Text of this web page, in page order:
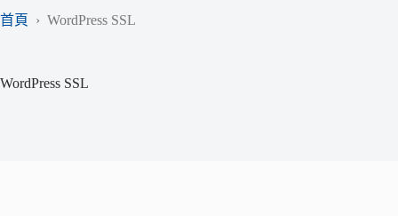
首頁
› WordPress SSL
WordPress SSL